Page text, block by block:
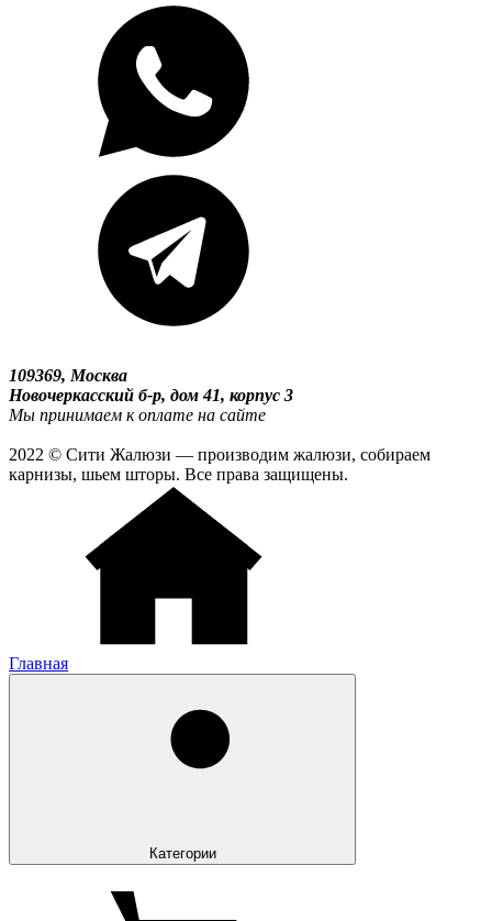
109369, Москва
Новочеркасский б-р, дом 41, корпус 3
Мы принимаем к оплате на сайте
2022 © Сити Жалюзи — производим жалюзи, собираем
карнизы, шьем шторы. Все права защищены.
Главная
Категории